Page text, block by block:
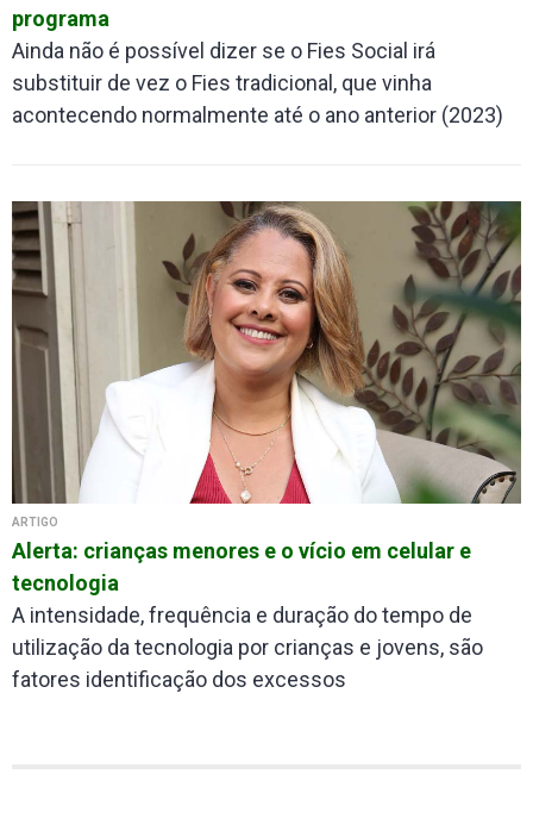
programa
Ainda não é possível dizer se o Fies Social irá
substituir de vez o Fies tradicional, que vinha
acontecendo normalmente até o ano anterior (2023)
ARTIGO
Alerta: crianças menores e o vício em celular e
tecnologia
A intensidade, frequência e duração do tempo de
utilização da tecnologia por crianças e jovens, são
fatores identificação dos excessos